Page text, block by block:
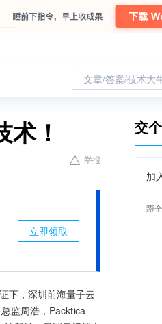
文章/答案/技术大
！
举报
立即领取
下，深圳前海量子云
监周浩，Packtica
交
加
蹲